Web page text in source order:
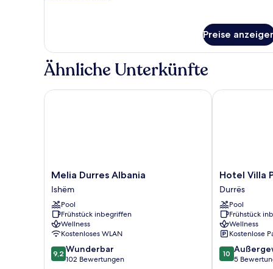
Mehrere
Betten
Preise
Ähnliche Unterkünfte
Melia
Durres
Albania
Ishëm
Melia Durres Albania
Ishëm
Pool
Frühstück inbegriffen
Wellness
Kostenloses WLAN
9.2
von
9,2 Wunderbar
102 Bewertungen
Melia Durres Albania
Hotel
Villa
Pascucci
Durrës
Hotel Villa
Durrës
Pool
Frühstück
Wellness
Kostenlose
10.0
von
10
5
Hotel Villa